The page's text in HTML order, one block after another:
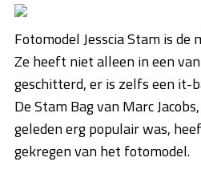
Fotomodel Jesscia Stam is de
Ze heeft niet alleen in een
geschitterd, er is zelfs een it-
De Stam Bag van Marc
geleden erg populair was,
gekregen van het fotomodel.